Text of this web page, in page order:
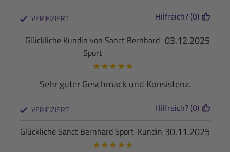
VERIFIZIERT Hilfreich? (0)
03.12.2025
Glückliche Kundin von Sanct Bernhard
Sport
★★★★★
Sehr guter Geschmack und Konsistenz.
VERIFIZIERT Hilfreich? (0)
30.11.2025
Glückliche Sanct Bernhard Sport-Kundin
★★★★★